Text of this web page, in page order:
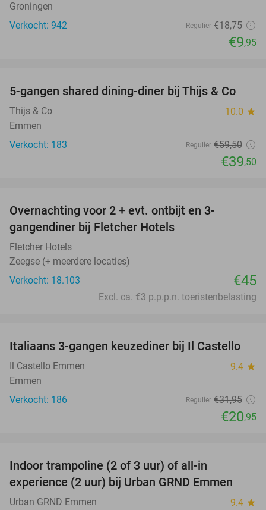
Groningen
Verkocht: 942
Regulier €18,75
€9,95
34%
5-gangen shared dining-diner bij Thijs & Co
Thijs & Co 10.0 star
Emmen
Verkocht: 183
Regulier €59,50
€39,50
Overnachting voor 2 + evt. ontbijt en 3-
gangendiner bij Fletcher Hotels
Fletcher Hotels
Zeegse (+ meerdere locaties)
Verkocht: 18.103
€45
Excl. ca. €3 p.p.p.n. toeristenbelasting
34%
Italiaans 3-gangen keuzediner bij Il Castello
Il Castello Emmen 9.4 star
Emmen
Verkocht: 186
Regulier €31,95
€20,95
Indoor trampoline (2 of 3 uur) of all-in
experience (2 uur) bij Urban GRND Emmen
Urban GRND Emmen 9.4 star